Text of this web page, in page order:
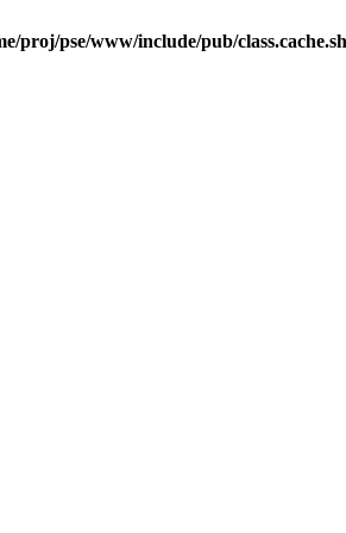
proj/pse/www/include/pub/